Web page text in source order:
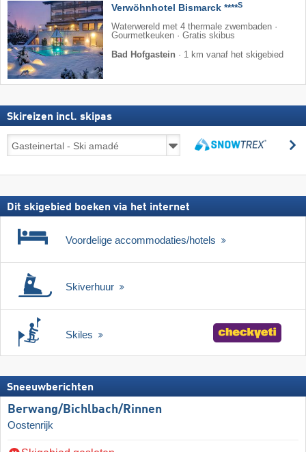
Verwöhnhotel Bismarck ****S
Waterwereld met 4 thermale zwembaden ·
Gourmetkeuken · Gratis skibus
Bad Hofgastein · 1 km vanaf het skigebied
Skireizen incl. skipas
Skireizen
incl.
Dit skigebied boeken via het internet
Voordelige accommodaties/hotels
Skiverhuur
Skiles
Sneeuwberichten
Berwang/​Bichlbach/​Rinnen
Oostenrijk